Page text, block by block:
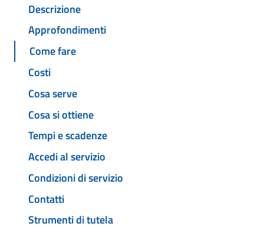
Descrizione
Approfondimenti
Come fare
Costi
Cosa serve
Cosa si ottiene
Tempi e scadenze
Accedi al servizio
Condizioni di servizio
Contatti
Strumenti di tutela